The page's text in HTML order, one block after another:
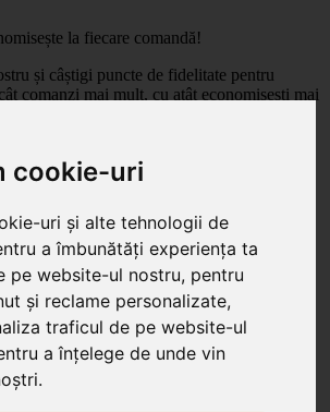
cookie-uri
uri și alte tehnologii de
a îmbunătăți experiența ta
pe website-ul nostru, pentru
și reclame personalizate,
traficul de pe website-ul
a înțelege de unde vin
la fiecare comandă!
și câștigi puncte de fidelitate pentru
comanzi mai mult, cu atât economisești mai
pentru comenzile mai mari de 350 Lei. Comanda minimă în
100 Lei. Expediere în 1 - 2 zile lucrătoare.